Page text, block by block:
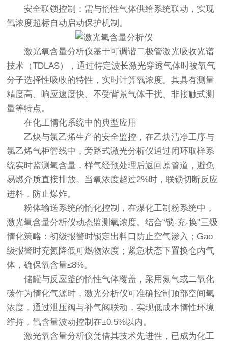
安全联锁控制：需与惰性气体供给系统联动，实现
氧浓度超标自动启动保护机制。
激光氧含量分析仪基于可调谐二极管激光吸收光谱
技术（TDLAS），通过特定波长激光穿透气体时被氧气
分子选择性吸收的特性，实时计算氧浓度。其具有测量
精度高、响应速度快、不受背景气体干扰、非接触式测
量等特点。
在化工惰化系统中的典型应用
乙炔与氯乙烯生产的安全监控，在乙炔清净工序与
氯乙烯气柜管线中，旁路式激光分析仪通过闭环取样系
统实时监测氧含量，样气经预处理后返回原管道，避免
易燃介质直接排放。当氧浓度超过2%时，联锁切断反应
进料，防止爆炸。
粉体输送系统的惰化控制，在煤化工制粉系统中，
激光氧含量分析仪动态监测氧浓度。结合“锁-充-换”三级
惰化策略：初级报警时锁定出料口防止空气渗入；Gao
级报警时充氮降低可燃物浓度；紧急状态下置换仓内气
体，确保氧含量≤8%。
储罐与反应釜的惰性气体覆盖，采用氮气或二氧化
碳作为惰化气源时，激光分析仪可准确控制顶部空间氧
浓度，通过泄压阀与补气阀联动，实现低成本惰性环境
维持，氧含量波动控制在±0.5%以内。
激光氧含量分析仪凭借其技术先进性，已成为化工